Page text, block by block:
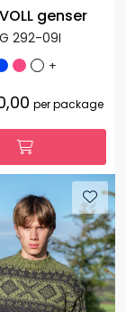
genser
292-09I
+
per package